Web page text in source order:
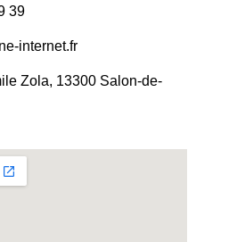
39
internet.fr
Zola, 13300 Salon-de-